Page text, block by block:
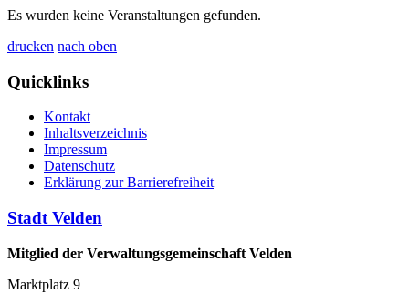
Es wurden keine Veranstaltungen gefunden.
drucken nach oben
Quicklinks
Kontakt
Inhaltsverzeichnis
Impressum
Datenschutz
Erklärung zur Barrierefreiheit
Stadt Velden
Mitglied der Verwaltungsgemeinschaft Velden
Marktplatz 9